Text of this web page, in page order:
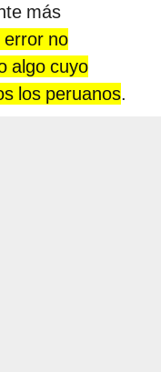
más
error no
algo cuyo
los peruanos.